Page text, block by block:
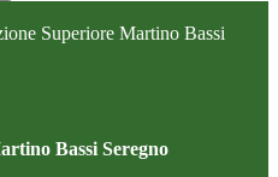
Superiore Martino Bassi
Bassi Seregno